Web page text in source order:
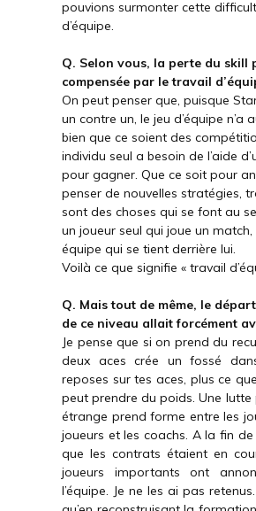
pouvions surmonter cette
d’équipe.
Q. Selon vous, la perte du skill
compensée par le travail
On peut penser que, puisque
un contre un, le jeu d’équipe n’a
bien que ce soient des
individu seul a besoin de l’aide
pour gagner. Que ce soit pour
penser de nouvelles stratégies,
sont des choses qui se font au
un joueur seul qui joue un
équipe qui se tient derrière lui.
Voilà ce que signifie « travail
Q. Mais tout de même, le
de ce niveau allait forcément
Je pense que si on prend du
deux aces crée un fossé
reposes sur tes aces, plus ce
peut prendre du poids. Une
étrange prend forme entre les
joueurs et les coachs. A la fin de
que les contrats étaient en
joueurs importants ont
l’équipe. Je ne les ai pas